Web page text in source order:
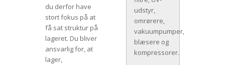
du derfor have
stort fokus på at
få sat struktur på
lageret. Du bliver
ansvarlig for, at
lager,
udstyr,
omrørere,
vakuumpumper,
blæsere og
kompressorer.